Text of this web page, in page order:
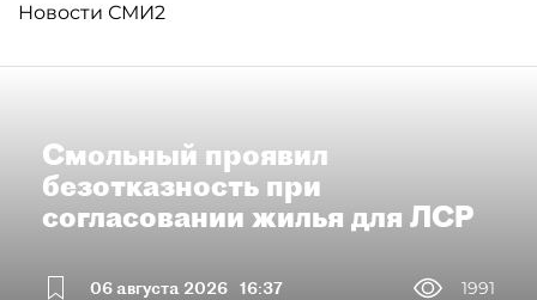
Новости СМИ2
Смольный проявил
безотказность при
согласовании жилья для ЛСР
06 августа 2026 16:37
1991